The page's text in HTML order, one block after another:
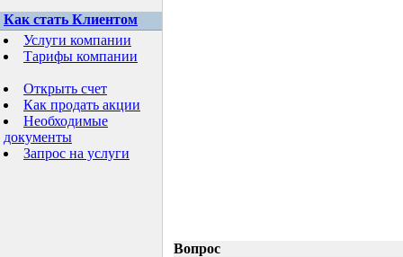
Как стать Клиентом
Услуги компании
Тарифы компании
Открыть счет
Как продать акции
Необходимые
документы
Запрос на услуги
Вопрос